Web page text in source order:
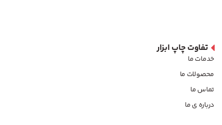
تفاوت چاپ ابزار
خدمات ما
محصولات ما
تماس ما
درباره ی ما